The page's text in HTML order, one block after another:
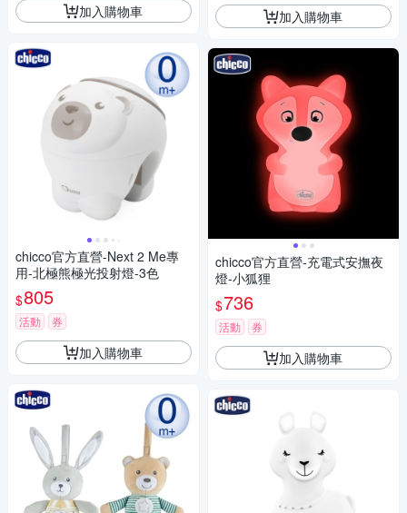
加入購物車
chicco官方直營-Next 2 Me專
用-北極熊極光投射燈-3色
$805
活動 券
加入購物車
加入購物車
chicco官方直營-充電式安撫夜
燈-小狐狸
$736
活動 券
加入購物車